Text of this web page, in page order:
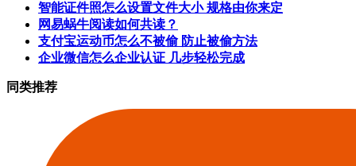
智能证件照怎么设置文件大小 规格由你来定
网易蜗牛阅读如何共读？
支付宝运动币怎么不被偷 防止被偷方法
企业微信怎么企业认证 几步轻松完成
同类推荐